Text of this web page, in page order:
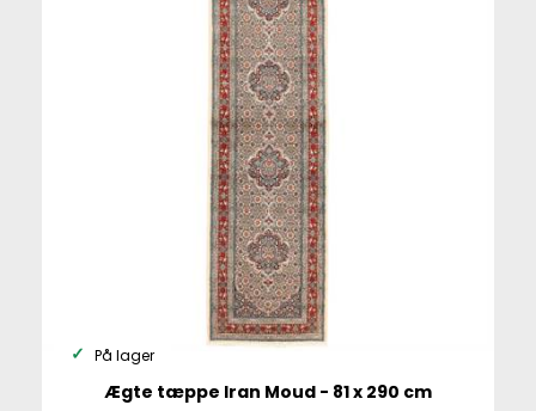
På lager
Ægte tæppe Iran Moud - 81 x 290 cm